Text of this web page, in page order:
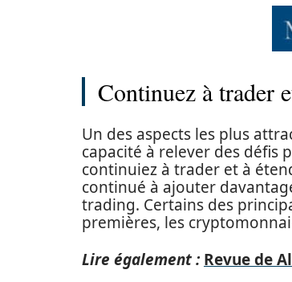
Continuez à trader
Un des aspects les plus
capacité à relever des défis
continuiez à trader et à
continué à ajouter
trading. Certains des
premières, les
Lire également : Revue de